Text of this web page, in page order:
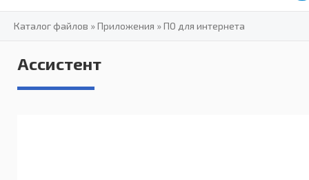
Каталог файлов »Приложения »ПО для интернета
Ассистент